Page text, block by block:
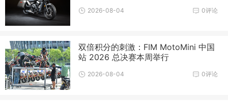
0评论
2026-08-04
双倍积分的刺激：FIM MotoMini 中国
站 2026 总决赛本周举行
0评论
2026-08-04